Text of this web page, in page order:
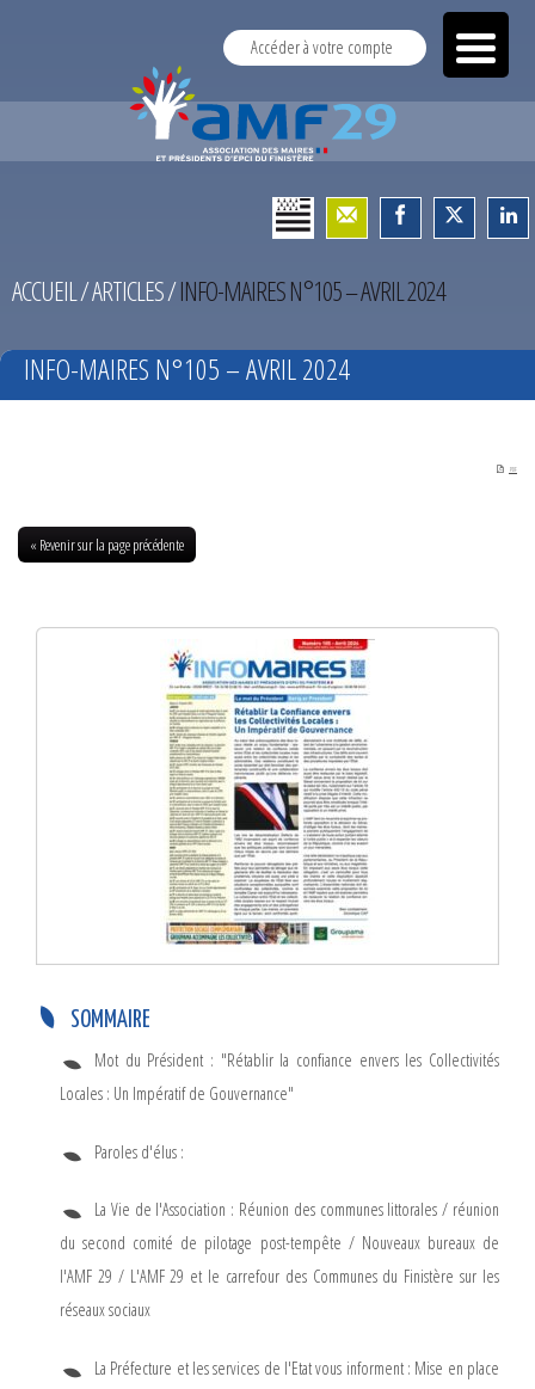
Accéder à votre compte
ACCUEIL/ARTICLES/INFO-MAIRES N°105 – AVRIL 2024
INFO-MAIRES N°105 – AVRIL 2024
PDF
« Revenir sur la page précédente
SOMMAIRE
Mot du Président : "Rétablir la confiance envers les Collectivités
Locales : Un Impératif de Gouvernance"
Paroles d'élus :
La Vie de l'Association : Réunion des communes littorales / réunion
du second comité de pilotage post-tempête / Nouveaux bureaux de
l'AMF 29 / L'AMF 29 et le carrefour des Communes du Finistère sur les
réseaux sociaux
La Préfecture et les services de l'Etat vous informent : Mise en place